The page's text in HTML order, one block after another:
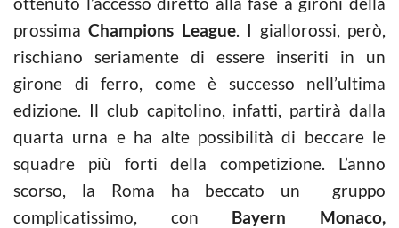
prossimaChampions League. I giallorossi, però,
rischiano seriamente di essere inseriti in un
girone di ferro, come è successo nell’ultima
edizione. Il club capitolino, infatti, partirà dalla
quarta urna e ha alte possibilità di beccare le
squadre più forti della competizione. L’anno
scorso, la Roma ha beccato un gruppo
complicatissimo, con Bayern Monaco,